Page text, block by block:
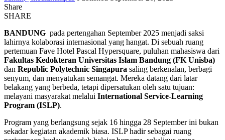
Share
SHARE
BANDUNG pada pertengahan September 2025 menjadi saksi
lahirnya kolaborasi internasional yang hangat. Di sebuah ruang
pertemuan Fave Hotel Pascal Hypersquare, puluhan mahasiswa dari
Fakultas Kedokteran Universitas Islam Bandung (FK Unisba)
dan Republic Polytechnic Singapura saling berkenalan, berbagi
senyum, dan menyatukan semangat. Mereka datang dari latar
belakang yang berbeda, tetapi dipersatukan oleh satu tujuan:
melayani masyarakat melalui International Service-Learning
Program (ISLP).
Program yang berlangsung sejak 16 hingga 28 September ini bukan
sekadar kegiatan akademik biasa. ISLP hadir sebagai ruang